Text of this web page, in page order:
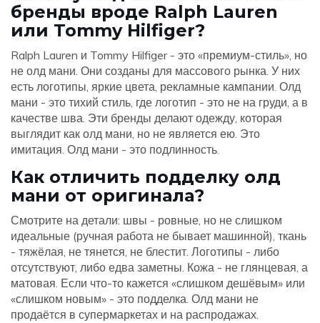
бренды вроде Ralph Lauren
или Tommy Hilfiger?
Ralph Lauren и Tommy Hilfiger - это «премиум-стиль», но
не олд мани. Они созданы для массового рынка. У них
есть логотипы, яркие цвета, рекламные кампании. Олд
мани - это тихий стиль, где логотип - это не на груди, а в
качестве шва. Эти бренды делают одежду, которая
выглядит как олд мани, но не является ею. Это
имитация. Олд мани - это подлинность.
Как отличить подделку олд
мани от оригинала?
Смотрите на детали: швы - ровные, но не слишком
идеальные (ручная работа не бывает машинной), ткань
- тяжёлая, не тянется, не блестит. Логотипы - либо
отсутствуют, либо едва заметны. Кожа - не глянцевая, а
матовая. Если что-то кажется «слишком дешёвым» или
«слишком новым» - это подделка. Олд мани не
продаётся в супермаркетах и на распродажах.